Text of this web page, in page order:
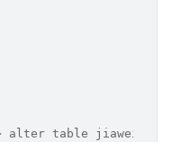
alter table